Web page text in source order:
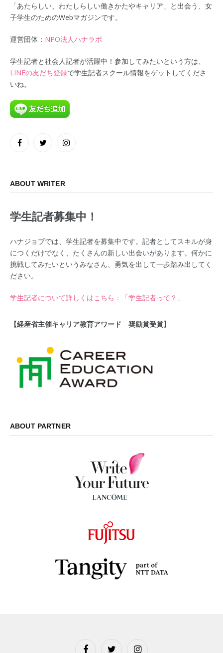
「あたらしい、わたしらしい働きかたやキャリア」と出会う、女
子学生のためのWebマガジンです。
運営団体： NPO法人ハナラボ
学生記者と社会人記者が活躍中！参加してみたいという方は、
LINEの友だち登録で学生記者スクール情報をゲットしてくださ
いね。
FacebookTwitter Instagram
ABOUT WRITER
学生記者募集中！
ハナジョブでは、学生記者を募集中です。記者としてスキルが身
につくだけでなく、たくさんの新しい出会いがあります。何かに
挑戦してみたいというみなさん、勇気を出して一歩踏み出してく
ださい。
学生記者について詳しくはこちら：「学生記者って？」
【経産省主催キャリア教育アワード 奨励賞受賞】
ABOUT PARTNER